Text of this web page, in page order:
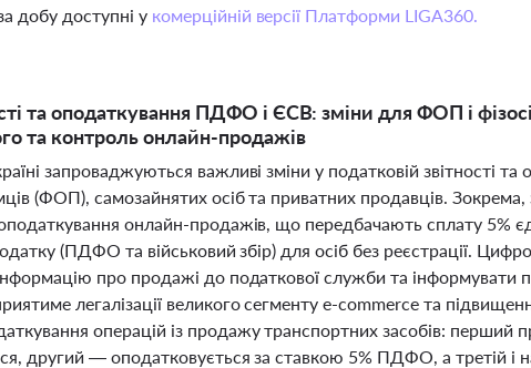
добу доступні у комерційній версії Платформи LIGA360.
та оподаткування ПДФО і ЄСВ: зміни для ФОП і
та контроль онлайн-продажів
запроваджуються важливі зміни у податковій звітності та
(ФОП), самозайнятих осіб та приватних продавців.
оподаткування онлайн-продажів, що передбачають сплату 5%
(ПДФО та військовий збір) для осіб без реєстрації.
про продажі до податкової служби та інформувати
легалізації великого сегменту e-commerce та
операцій із продажу транспортних засобів: перший
другий — оподатковується за ставкою 5% ПДФО, а третій і